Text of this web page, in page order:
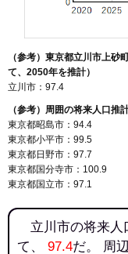
（参考）東京都立川市上
て、2050年を推計）
立川市：97.4
（参考）周囲の将来人口推
東京都昭島市：94.4
東京都小平市：99.5
東京都日野市：97.7
東京都国分寺市：100.9
東京都国立市：97.1
立川市の将来人
て、 97.4だ。 周